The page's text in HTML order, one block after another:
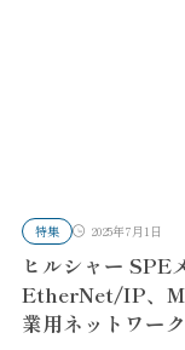
特集 2025年7月1日
ヒルシャー SPE
EtherNet/IP、
業用ネットワーク